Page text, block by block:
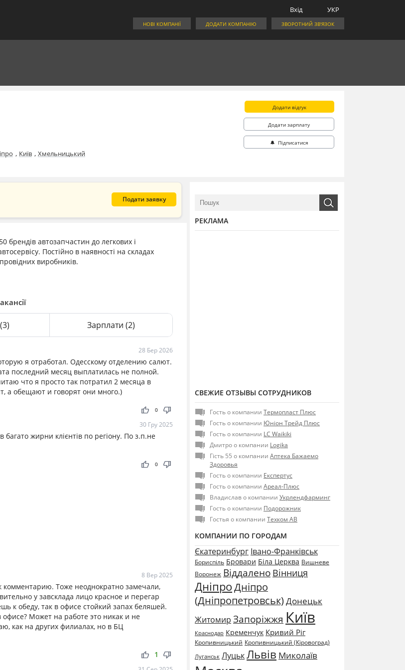
УКР
Вхід
ЗВОРОТНИЙ ЗВ'ЯЗОК
ДОДАТИ КОМПАНІЮ
НОВІ КОМПАНІЇ
, Київ , Хмельницький
Додати відгук
Додати зарплату
🔔 Підписатися
Подати заявку
брендів автозапчастин до легкових і
Постійно в наявності на складах
виробників.
(3) Зарплати (2)
28 Бер 2026
я отработал. Одесскому отделению салют.
последний месяц выплатилась не полной.
что я просто так потратил 2 месяца в
а обещают и говорят они много.)
thumb_up thumb_down
0
30 Гру 2025
жирни клієнтів по регіону. По з.п.не
thumb_up thumb_down
0
8 Вер 2025
комментарию. Тоже неоднократно замечали,
у завсклада лицо красное и перегар
к обеду, так в офисе стойкий запах беляшей.
Может на работе это никак и не
как на других филиалах, но в БЦ
thumb_up thumb_down
1
РЕКЛАМА
СВЕЖИЕ ОТЗЫВЫ СОТРУДНИКОВ
Гость о компании Термопласт Плюс
Гость о компании Юніон Трейд Плюс
Гость о компании LC Waikiki
Дмитро о компании Logika
Гість 55 о компании Аптека Бажаемо
Здоровья
Гость о компании Експертус
Гость о компании Ареал-Плюс
Владислав о компании Укрлендфарминг
Гость о компании Подорожник
Гостья о компании Техком АВ
КОМПАНИИ ПО ГОРОДАМ
Єкатеринбург Івано-Франківськ
Бориспіль Бровари Біла Церква Вишневе
Воронеж Віддалено Вінниця
ДніпроДніпро
(Дніпропетровськ) Донецьк
Житомир Запоріжжя Київ
Краснодар Кременчук Кривий Ріг
Кропивницький Кропивницький (Кіровоград)
Луганськ ЛуцькЛьвів Миколаїв